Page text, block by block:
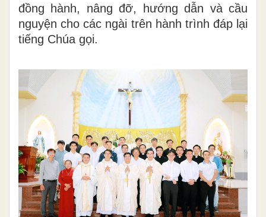
đồng hành, nâng đỡ, hướng dẫn và cầu
nguyện cho các ngài trên hành trình đáp lại
tiếng Chúa gọi.